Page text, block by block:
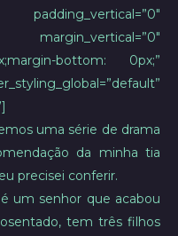
padding_vertical=”0″
bottom: 0px;”
uma série de drama
da minha tia
precisei conferir.
um senhor que acabou
tem três filhos